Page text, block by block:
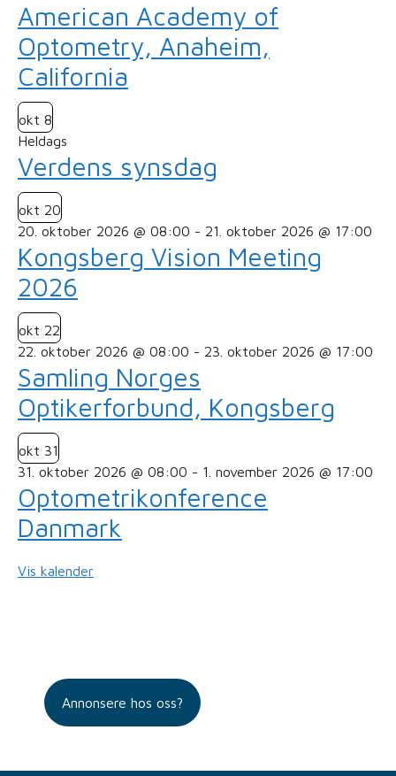
American Academy of
Optometry, Anaheim,
California
okt 8
Heldags
Verdens synsdag
okt 20
20. oktober 2026 @ 08:00 - 21. oktober 2026 @ 17:00
Kongsberg Vision Meeting
2026
okt 22
22. oktober 2026 @ 08:00 - 23. oktober 2026 @ 17:00
Samling Norges
Optikerforbund, Kongsberg
okt 31
31. oktober 2026 @ 08:00 - 1. november 2026 @ 17:00
Optometrikonference
Danmark
Vis kalender
Annonsere hos oss?